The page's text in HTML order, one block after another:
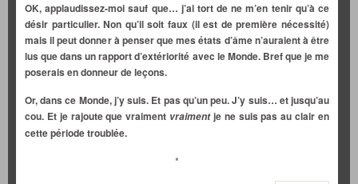
OK, applaudissez-moi sauf que… j’ai tort de ne m’en tenir qu’à ce
désir particulier. Non qu’il soit faux (il est de première nécessité)
mais il peut donner à penser que mes états d’âme n’auraient à être
lus que dans un rapport d’extériorité avec le Monde. Bref que je me
poserais en donneur de leçons.
Or, dans ce Monde, j’y suis. Et pas qu’un peu. J’y suis… et jusqu’au
cou. Et je rajoute que vraiment vraimentje ne suis pas au clair en
cette période troublée.
*